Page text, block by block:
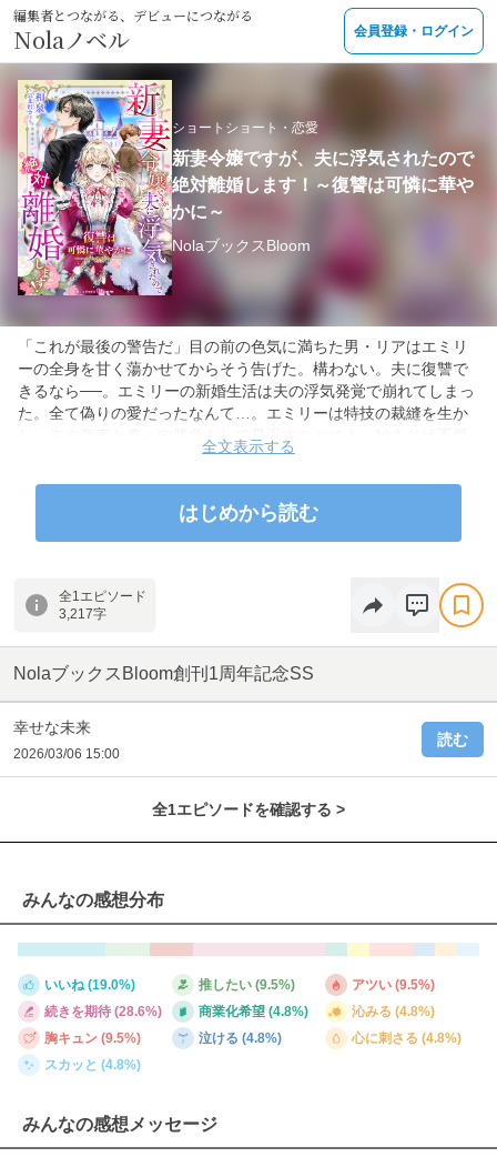
編集者とつながる、デビューにつながる
Nolaノベル 会員登録・ログイン
ショートショート・恋愛
新妻令嬢ですが、夫に浮気されたので
絶対離婚します！～復讐は可憐に華や
かに～
NolaブックスBloom
「これが最後の警告だ」目の前の色気に満ちた男・リアはエミリ
ーの全身を甘く蕩かせてからそう告げた。構わない。夫に復讐で
きるなら──。エミリーの新婚生活は夫の浮気発覚で崩れてしまっ
た。全て偽りの愛だったなんて…。エミリーは特技の裁縫を生か
し、夫の商売と真っ向勝負をして見返すことに！ 始まりは不埒
な取引だったが、後見人になってくれたリアの全面協力もあり計
イラスト：北沢きょう
本編はこちら
https://nola-novel.com/bloom/novels/i8gsn5bnn
全文表示する
はじめから読む
全1エピソード
3,217字
NolaブックスBloom創刊1周年記念SS
幸せな未来
2026/03/06 15:00
読む
全1エピソードを確認する >
みんなの感想分布
いいね (19.0%) 推したい (9.5%)
アツい (9.5%)
続きを期待 (28.6%)
商業化希望 (4.8%)
沁みる (4.8%)
胸キュン (9.5%)
泣ける (4.8%)
心に刺さる (4.8%)
スカッと (4.8%)
みんなの感想メッセージ